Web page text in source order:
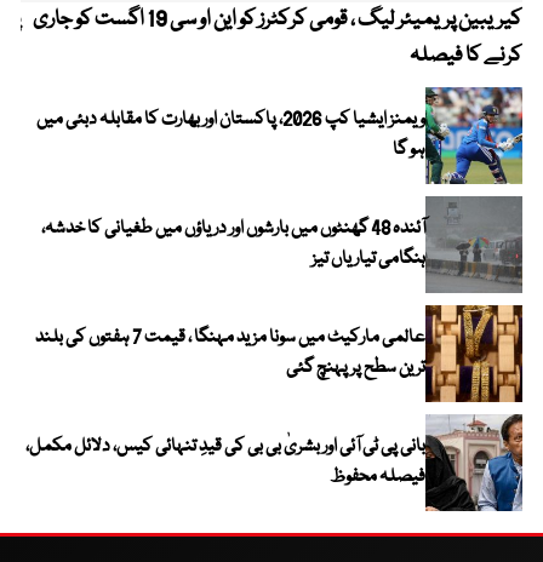
کیریبین پریمیئر لیگ ، قومی کرکٹرز کو این او سی 19 اگست کو جاری
کرنے کا فیصلہ
ویمنز ایشیا کپ 2026، پاکستان اور بھارت کا مقابلہ دبئی میں
ہو گا
آئندہ 48 گھنٹوں میں بارشوں اور دریاؤں میں طغیانی کا خدشہ،
ہنگامی تیاریاں تیز
عالمی مارکیٹ میں سونا مزید مہنگا ، قیمت 7 ہفتوں کی بلند
ترین سطح پر پہنچ گئی
بانی پی ٹی آئی اور بشریٰ بی بی کی قیدِ تنہائی کیس، دلائل مکمل،
فیصلہ محفوظ